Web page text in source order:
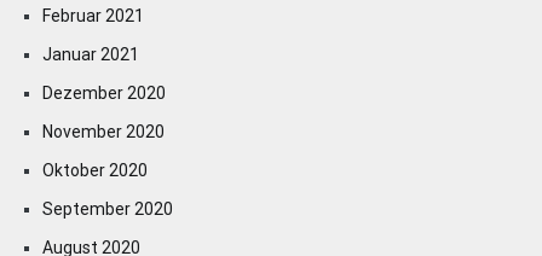
Februar 2021
Januar 2021
Dezember 2020
November 2020
Oktober 2020
September 2020
August 2020